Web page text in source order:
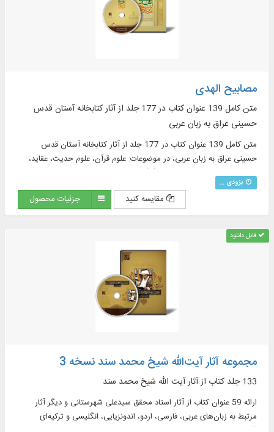
مصابیح الهدی
متن کامل 139 عنوان کتاب در 177 جلد از آثار کتابخانه آستان قدس
حسینی عراق به زبان عربی
متن کامل 139 عنوان کتاب در 177 جلد از آثار کتابخانه آستان قدس
حسینی عراق به زبان عربی، در موضوعات: علوم قرآن، علوم حدیث، عقاید،
اخلاق، معارف اسلامی، اهل‌بیت(ع) ...
بزودی ...
مقایسه کنید جزئیات محصول
قابل دانلود
مجموعه آثار آیت‌الله شیخ محمد سند نسخه 3
133 جلد کتاب از آثار آیت‌ الله شیخ محمد سند
ارائه 59 عنوان کتاب از آثار استاد محقق سیدعلی شهرستانی و دیگر آثار
مرتبط به زبان‌های عربی، فارسی، اردو، اندونزیایی، انگلیسی و ترکیه‌ای